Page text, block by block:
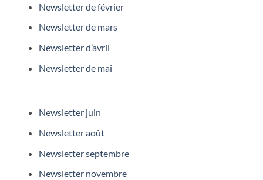
Newsletter de février
Newsletter de mars
Newsletter d’avril
Newsletter de mai
Newsletter juin
Newsletter août
Newsletter septembre
Newsletter novembre